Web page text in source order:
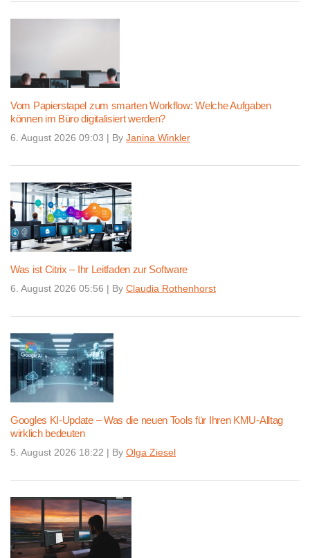
Vom Papierstapel zum smarten Workflow: Welche Aufgaben
können im Büro digitalisiert werden?
6. August 2026 09:03 | By Janina Winkler
Was ist Citrix – Ihr Leitfaden zur Software
6. August 2026 05:56 | By Claudia Rothenhorst
Googles KI-Update – Was die neuen Tools für Ihren KMU-Alltag
wirklich bedeuten
5. August 2026 18:22 | By Olga Ziesel